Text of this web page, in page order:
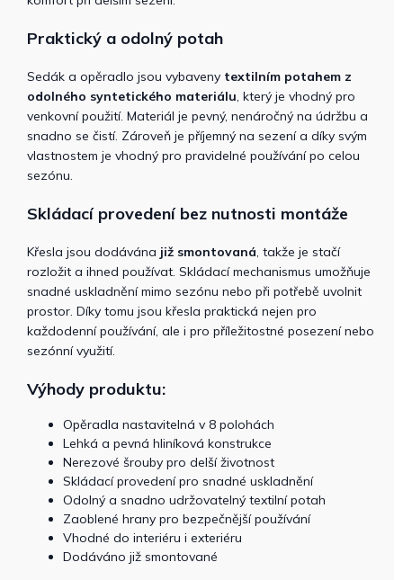
Praktický a odolný potah
Sedák a opěradlo jsou vybaveny textilním potahem z
odolného syntetického materiálu, který je vhodný pro
venkovní použití. Materiál je pevný, nenáročný na údržbu a
snadno se čistí. Zároveň je příjemný na sezení a díky svým
vlastnostem je vhodný pro pravidelné používání po celou
sezónu.
Skládací provedení bez nutnosti montáže
Křesla jsou dodávána již smontovaná, takže je stačí
rozložit a ihned používat. Skládací mechanismus umožňuje
snadné uskladnění mimo sezónu nebo při potřebě uvolnit
prostor. Díky tomu jsou křesla praktická nejen pro
každodenní používání, ale i pro příležitostné posezení nebo
sezónní využití.
Výhody produktu:
Opěradla nastavitelná v 8 polohách
Lehká a pevná hliníková konstrukce
Nerezové šrouby pro delší životnost
Skládací provedení pro snadné uskladnění
Odolný a snadno udržovatelný textilní potah
Zaoblené hrany pro bezpečnější používání
Vhodné do interiéru i exteriéru
Dodáváno již smontované